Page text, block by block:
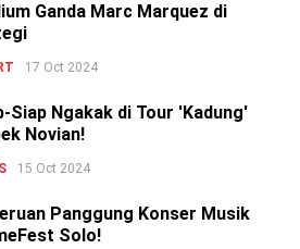
Ganda Marc Marquez di
17 Oct 2024
Siap Ngakak di Tour 'Kadung'
Novian!
15 Oct 2024
Panggung Konser Musik
Solo!